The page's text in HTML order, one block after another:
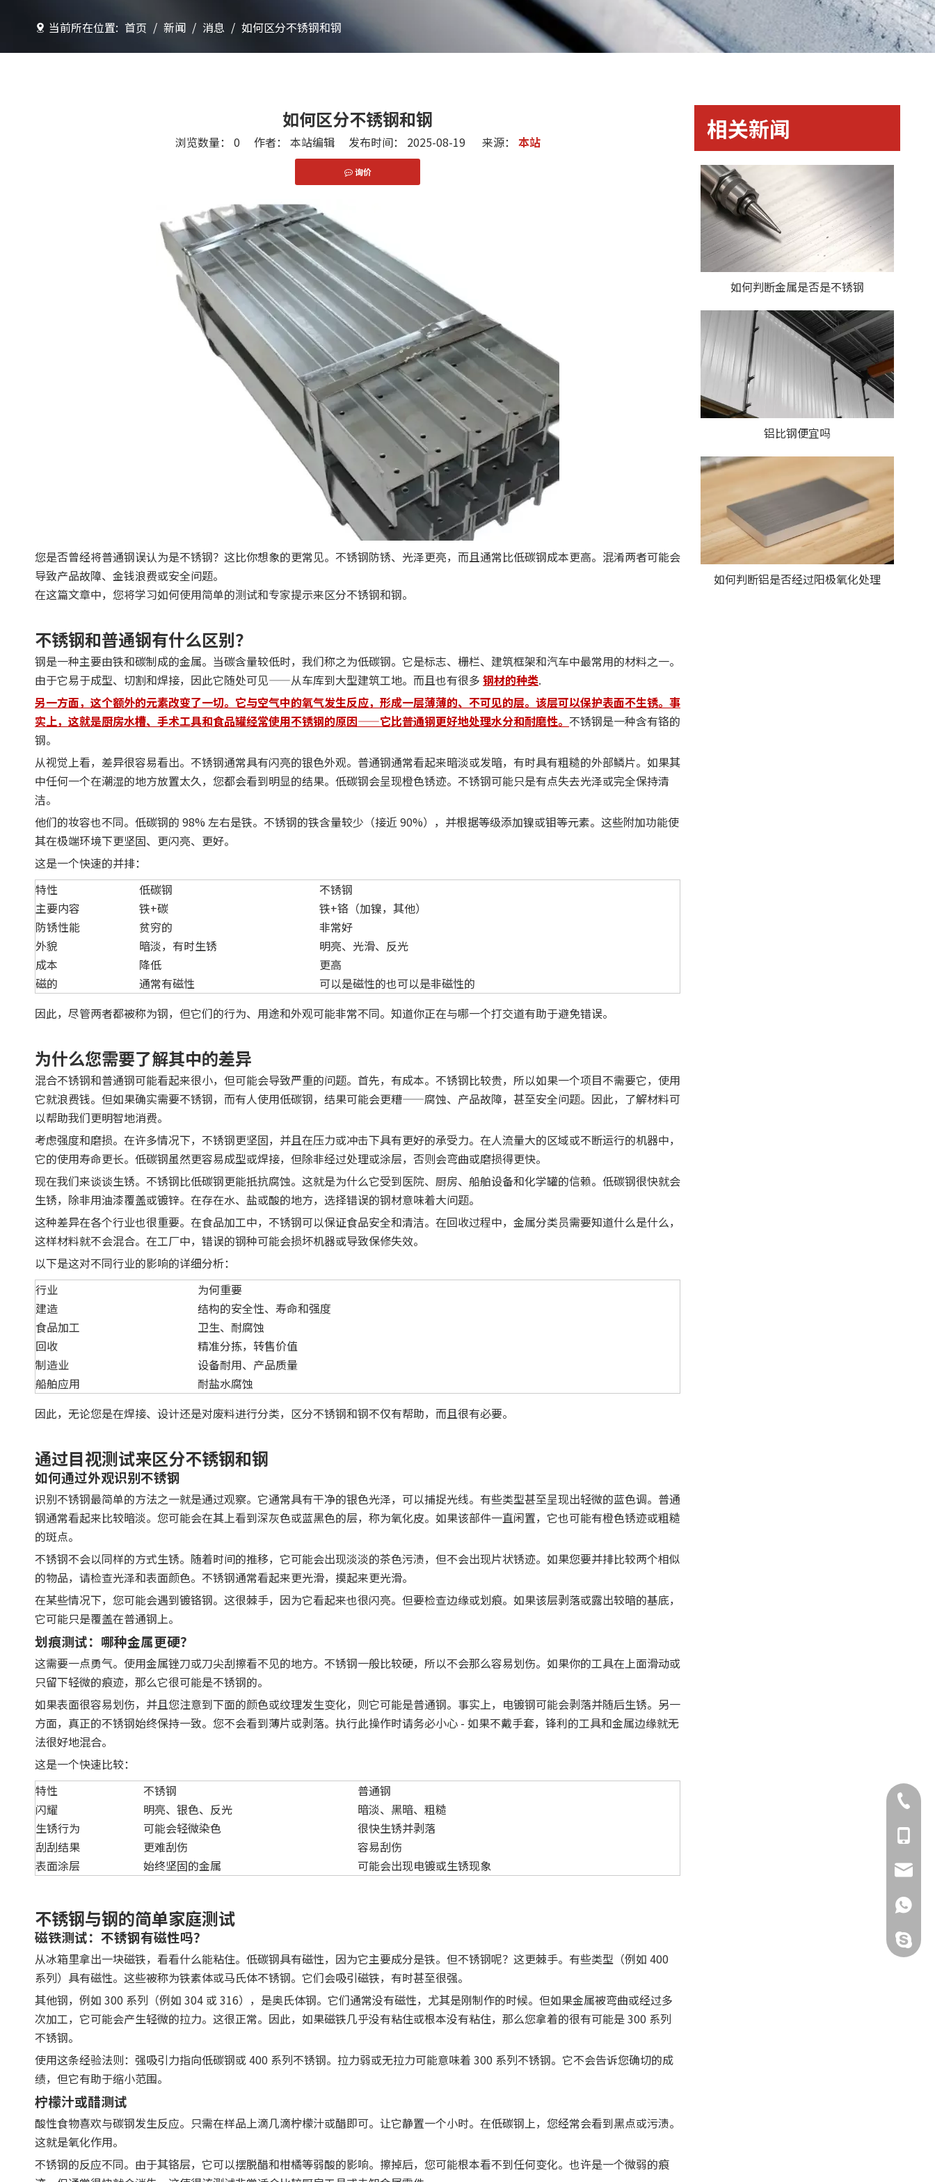
当前所在位置: 首页 / 新闻 / 消息 / 如何区分不锈钢和钢
如何区分不锈钢和钢
浏览数量： 0 作者： 本站编辑 发布时间： 2025-08-19 来源： 本站
询价
["facebook","twitter","line","wechat","linkedin","pinterest","whatsapp"]
您是否曾经将普通钢误认为是不锈钢？这比你想象的更常见。不锈钢防锈、光泽更亮，而且通常比低碳钢成本更高。混淆两者可能会
导致产品故障、金钱浪费或安全问题。
在这篇文章中，您将学习如何使用简单的测试和专家提示来区分不锈钢和钢。
不锈钢和普通钢有什么区别？
钢是一种主要由铁和碳制成的金属。当碳含量较低时，我们称之为低碳钢。它是标志、栅栏、建筑框架和汽车中最常用的材料之一。
由于它易于成型、切割和焊接，因此它随处可见——从车库到大型建筑工地。而且也有很多 钢材的种类.
另一方面，这个额外的元素改变了一切。它与空气中的氧气发生反应，形成一层薄薄的、不可见的层。该层可以保护表面不生锈。事
实上，这就是厨房水槽、手术工具和食品罐经常使用不锈钢的原因——它比普通钢更好地处理水分和耐磨性。 不锈钢是一种含有铬的
钢。
从视觉上看，差异很容易看出。不锈钢通常具有闪亮的银色外观。普通钢通常看起来暗淡或发暗，有时具有粗糙的外部鳞片。如果其
中任何一个在潮湿的地方放置太久，您都会看到明显的结果。低碳钢会呈现橙色锈迹。不锈钢可能只是有点失去光泽或完全保持清
洁。
他们的妆容也不同。低碳钢的 98% 左右是铁。不锈钢的铁含量较少（接近 90%），并根据等级添加镍或钼等元素。这些附加功能使
其在极端环境下更坚固、更闪亮、更好。
这是一个快速的并排：
特性
低碳钢
不锈钢
主要内容
铁+碳
铁+铬（加镍，其他）
防锈性能
贫穷的
非常好
外貌
暗淡，有时生锈
明亮、光滑、反光
成本
降低
更高
磁的
通常有磁性
可以是磁性的也可以是非磁性的
因此，尽管两者都被称为钢，但它们的行为、用途和外观可能非常不同。知道你正在与哪一个打交道有助于避免错误。
为什么您需要了解其中的差异
混合不锈钢和普通钢可能看起来很小，但可能会导致严重的问题。首先，有成本。不锈钢比较贵，所以如果一个项目不需要它，使用
它就浪费钱。但如果确实需要不锈钢，而有人使用低碳钢，结果可能会更糟——腐蚀、产品故障，甚至安全问题。因此，了解材料可
以帮助我们更明智地消费。
考虑强度和磨损。在许多情况下，不锈钢更坚固，并且在压力或冲击下具有更好的承受力。在人流量大的区域或不断运行的机器中，
它的使用寿命更长。低碳钢虽然更容易成型或焊接，但除非经过处理或涂层，否则会弯曲或磨损得更快。
现在我们来谈谈生锈。不锈钢比低碳钢更能抵抗腐蚀。这就是为什么它受到医院、厨房、船舶设备和化学罐的信赖。低碳钢很快就会
生锈，除非用油漆覆盖或镀锌。在存在水、盐或酸的地方，选择错误的钢材意味着大问题。
这种差异在各个行业也很重要。在食品加工中，不锈钢可以保证食品安全和清洁。在回收过程中，金属分类员需要知道什么是什么，
这样材料就不会混合。在工厂中，错误的钢种可能会损坏机器或导致保修失效。
以下是这对不同行业的影响的详细分析：
行业
为何重要
建造
结构的安全性、寿命和强度
食品加工
卫生、耐腐蚀
回收
精准分拣，转售价值
制造业
设备耐用、产品质量
船舶应用
耐盐水腐蚀
因此，无论您是在焊接、设计还是对废料进行分类，区分不锈钢和钢不仅有帮助，而且很有必要。
通过目视测试来区分不锈钢和钢
如何通过外观识别不锈钢
识别不锈钢最简单的方法之一就是通过观察。它通常具有干净的银色光泽，可以捕捉光线。有些类型甚至呈现出轻微的蓝色调。普通
钢通常看起来比较暗淡。您可能会在其上看到深灰色或蓝黑色的层，称为氧化皮。如果该部件一直闲置，它也可能有橙色锈迹或粗糙
的斑点。
不锈钢不会以同样的方式生锈。随着时间的推移，它可能会出现淡淡的茶色污渍，但不会出现片状锈迹。如果您要并排比较两个相似
的物品，请检查光泽和表面颜色。不锈钢通常看起来更光滑，摸起来更光滑。
在某些情况下，您可能会遇到镀铬钢。这很棘手，因为它看起来也很闪亮。但要检查边缘或划痕。如果该层剥落或露出较暗的基底，
它可能只是覆盖在普通钢上。
划痕测试：哪种金属更硬？
这需要一点勇气。使用金属锉刀或刀尖刮擦看不见的地方。不锈钢一般比较硬，所以不会那么容易划伤。如果你的工具在上面滑动或
只留下轻微的痕迹，那么它很可能是不锈钢的。
如果表面很容易划伤，并且您注意到下面的颜色或纹理发生变化，则它可能是普通钢。事实上，电镀钢可能会剥落并随后生锈。另一
方面，真正的不锈钢始终保持一致。您不会看到薄片或剥落。执行此操作时请务必小心 - 如果不戴手套，锋利的工具和金属边缘就无
法很好地混合。
这是一个快速比较：
特性
不锈钢
普通钢
闪耀
明亮、银色、反光
暗淡、黑暗、粗糙
生锈行为
可能会轻微染色
很快生锈并剥落
刮刮结果
更难刮伤
容易刮伤
表面涂层
始终坚固的金属 可能会出现电镀或生锈现象
不锈钢与钢的简单家庭测试
磁铁测试：不锈钢有磁性吗？
从冰箱里拿出一块磁铁，看看什么能粘住。低碳钢具有磁性，因为它主要成分是铁。但不锈钢呢？这更棘手。有些类型（例如 400
系列）具有磁性。这些被称为铁素体或马氏体不锈钢。它们会吸引磁铁，有时甚至很强。
其他钢，例如 300 系列（例如 304 或 316），是奥氏体钢。它们通常没有磁性，尤其是刚制作的时候。但如果金属被弯曲或经过多
次加工，它可能会产生轻微的拉力。这很正常。因此，如果磁铁几乎没有粘住或根本没有粘住，那么您拿着的很有可能是 300 系列
不锈钢。
使用这条经验法则：强吸引力指向低碳钢或 400 系列不锈钢。拉力弱或无拉力可能意味着 300 系列不锈钢。它不会告诉您确切的成
绩，但它有助于缩小范围。
柠檬汁或醋测试
酸性食物喜欢与碳钢发生反应。只需在样品上滴几滴柠檬汁或醋即可。让它静置一个小时。在低碳钢上，您经常会看到黑点或污渍。
这就是氧化作用。
不锈钢的反应不同。由于其铬层，它可以摆脱醋和柑橘等弱酸的影响。擦掉后，您可能根本看不到任何变化。也许是一个微弱的痕
相关新闻
如何判断金属是否是不锈钢
铝比钢便宜吗
如何判断铝是否经过阳极氧化处理
021-